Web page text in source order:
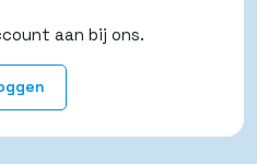
aan bij ons.